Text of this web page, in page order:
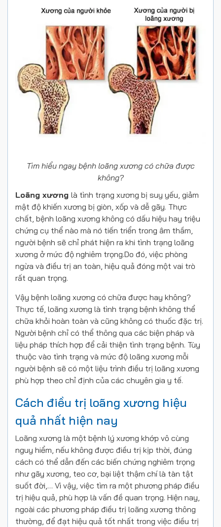
Tìm hiểu ngay bệnh loãng xương có chữa được
không?
Loãng xương là tình trạng xương bị suy yếu, giảm
mật độ khiến xương bị giòn, xốp và dễ gãy. Thực
chất, bệnh loãng xương không có dấu hiệu hay triệu
chứng cụ thể nào mà nó tiến triển trong âm thầm,
người bệnh sẽ chỉ phát hiện ra khi tình trạng loãng
xương ở mức độ nghiêm trọng.Do đó, việc phòng
ngừa và điều trị an toàn, hiệu quả đóng một vai trò
rất quan trọng.
Vậy bệnh loãng xương có chữa được hay không?
Thực tế, loãng xương là tình trạng bệnh không thể
chữa khỏi hoàn toàn và cũng không có thuốc đặc trị.
Người bệnh chỉ có thể thông qua các biện pháp và
liệu pháp thích hợp để cải thiện tình trạng bệnh. Tùy
thuộc vào tình trạng và mức độ loãng xương mỗi
người bệnh sẽ có một liệu trình điều trị loãng xương
phù hợp theo chỉ định của các chuyên gia y tế.
Cách điều trị loãng xương hiệu
quả nhất hiện nay
Loãng xương là một bệnh lý xương khớp vô cùng
nguy hiểm, nếu không được điều trị kịp thời, đúng
cách có thể dẫn đến các biến chứng nghiêm trọng
như gãy xương, teo cơ, bại liệt thậm chí là tàn tật
suốt đời,… Vì vậy, việc tìm ra một phương pháp điều
trị hiệu quả, phù hợp là vấn đề quan trọng. Hiện nay,
ngoài các phương pháp điều trị loãng xương thông
thường, để đạt hiệu quả tốt nhất trong việc điều trị